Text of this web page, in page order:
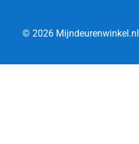
© 2026 Mijndeurenwinkel.nl